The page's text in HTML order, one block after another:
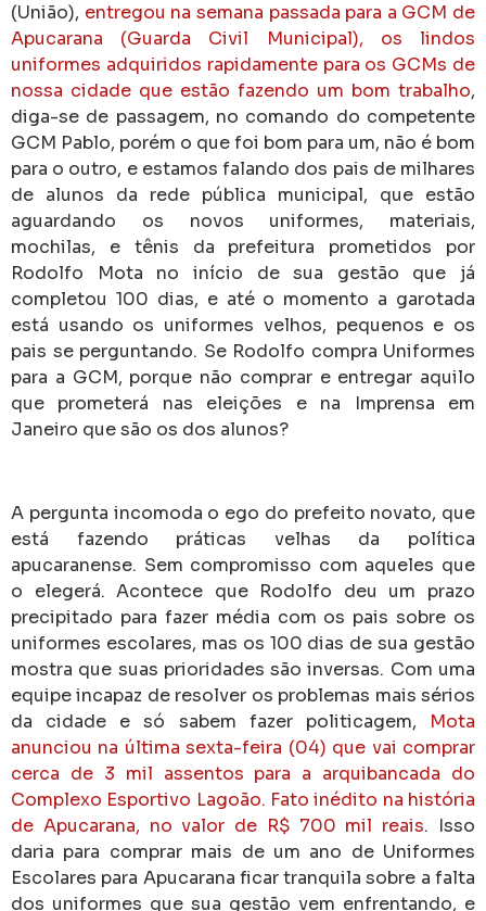
(União), entregou na semana passada para a GCM de
Apucarana (Guarda Civil Municipal), os lindos
uniformes adquiridos rapidamente para os GCMs de
nossa cidade que estão fazendo um bom trabalho,
diga-se de passagem, no comando do competente
GCM Pablo, porém o que foi bom para um, não é bom
para o outro, e estamos falando dos pais de milhares
de alunos da rede pública municipal, que estão
aguardando os novos uniformes, materiais,
mochilas, e tênis da prefeitura prometidos por
Rodolfo Mota no início de sua gestão que já
completou 100 dias, e até o momento a garotada
está usando os uniformes velhos, pequenos e os
pais se perguntando. Se Rodolfo compra Uniformes
para a GCM, porque não comprar e entregar aquilo
que prometerá nas eleições e na Imprensa em
Janeiro que são os dos alunos?
A pergunta incomoda o ego do prefeito novato, que
está fazendo práticas velhas da política
apucaranense. Sem compromisso com aqueles que
o elegerá. Acontece que Rodolfo deu um prazo
precipitado para fazer média com os pais sobre os
uniformes escolares, mas os 100 dias de sua gestão
mostra que suas prioridades são inversas. Com uma
equipe incapaz de resolver os problemas mais sérios
da cidade e só sabem fazer politicagem, Mota
anunciou na última sexta-feira (04) que vai comprar
cerca de 3 mil assentos para a arquibancada do
Complexo Esportivo Lagoão. Fato inédito na história
de Apucarana, no valor de R$ 700 mil reais. Isso
daria para comprar mais de um ano de Uniformes
Escolares para Apucarana ficar tranquila sobre a falta
dos uniformes que sua gestão vem enfrentando, e